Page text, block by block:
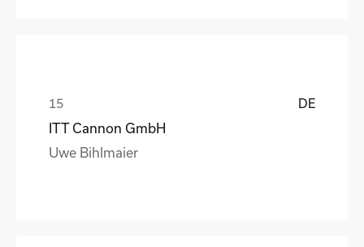
DE
ITT Cannon GmbH
Uwe Bihlmaier